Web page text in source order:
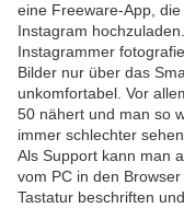
eine Freeware-App,
Instagram
Instagrammer
Bilder nur über das
unkomfortabel. Vor
50 nähert und man so
immer schlechter sehen
Als Support kann man
vom PC in den
Tastatur beschriften